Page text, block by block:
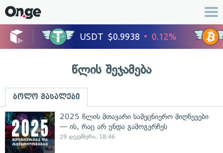
წლის შეჯამება
ბოლო მასალები
2025 წლის მთავარი სამეცნიერო მიღწევები
— ის, რაც არ უნდა გამოგვრჩეს
29 დეკემბერი, 18:46